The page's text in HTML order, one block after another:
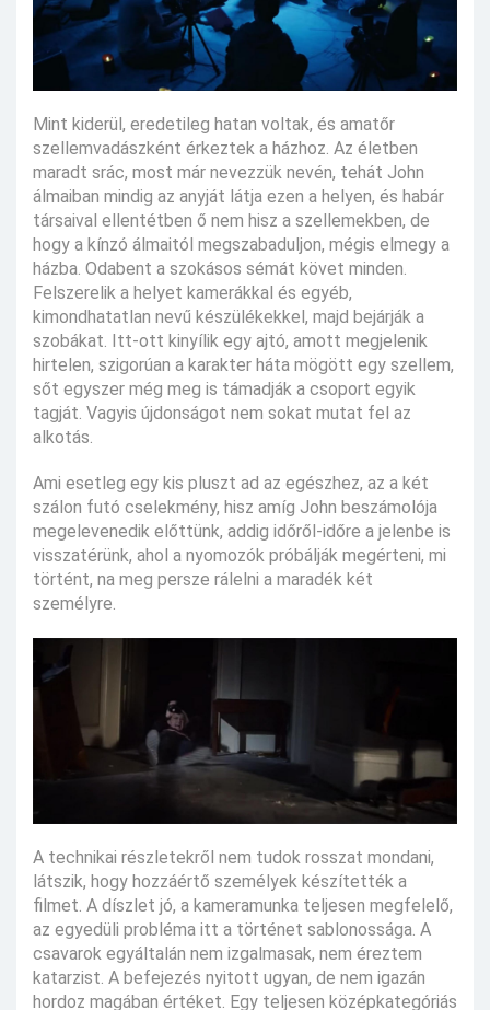
Mint kiderül, eredetileg hatan voltak, és amatőr
szellemvadászként érkeztek a házhoz. Az életben
maradt srác, most már nevezzük nevén, tehát John
álmaiban mindig az anyját látja ezen a helyen, és habár
társaival ellentétben ő nem hisz a szellemekben, de
hogy a kínzó álmaitól megszabaduljon, mégis elmegy a
házba. Odabent a szokásos sémát követ minden.
Felszerelik a helyet kamerákkal és egyéb,
kimondhatatlan nevű készülékekkel, majd bejárják a
szobákat. Itt-ott kinyílik egy ajtó, amott megjelenik
hirtelen, szigorúan a karakter háta mögött egy szellem,
sőt egyszer még meg is támadják a csoport egyik
tagját. Vagyis újdonságot nem sokat mutat fel az
alkotás.
Ami esetleg egy kis pluszt ad az egészhez, az a két
szálon futó cselekmény, hisz amíg John beszámolója
megelevenedik előttünk, addig időről-időre a jelenbe is
visszatérünk, ahol a nyomozók próbálják megérteni, mi
történt, na meg persze rálelni a maradék két
személyre.
A technikai részletekről nem tudok rosszat mondani,
látszik, hogy hozzáértő személyek készítették a
filmet. A díszlet jó, a kameramunka teljesen megfelelő,
az egyedüli probléma itt a történet sablonossága. A
csavarok egyáltalán nem izgalmasak, nem éreztem
katarzist. A befejezés nyitott ugyan, de nem igazán
hordoz magában értéket. Egy teljesen középkategóriás